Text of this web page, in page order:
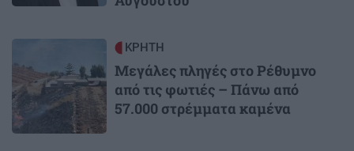
ΚΡΗΤΗ
Μεγάλες πληγές στο Ρέθυμνο
από τις φωτιές – Πάνω από
57.000 στρέμματα καμένα